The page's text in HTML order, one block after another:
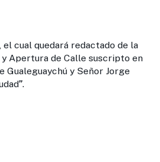
el cual quedará redactado de la
Apertura de Calle suscripto en
Gualeguaychú y Señor Jorge
”.